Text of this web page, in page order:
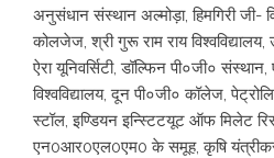
अनुसंधान संस्थान अल्मोड़ा, हिमगिरी जी-
कोलजेज, श्री गुरू राम राय विश्वविद्यालय,
ऐरा यूनिवर्सिटी, डॉल्फिन पी०जी०
विश्वविद्यालय, दून पी०जी० कॉलेज,
स्टॉल, इण्डियन इन्स्टिटयूट ऑफ मिलेट
एन0आर0एल0एम0 के समूह, कृषि